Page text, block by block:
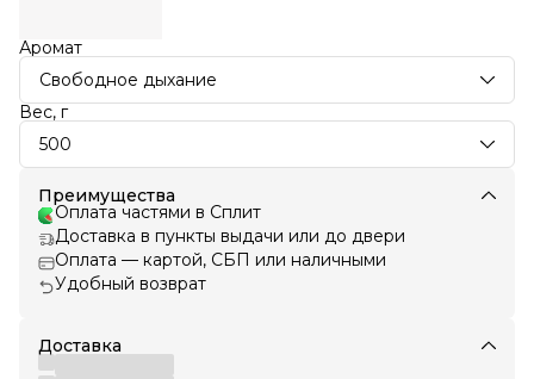
Аромат
Свободное дыхание
Вес, г
500
Преимущества
Оплата частями в Сплит
Доставка в пункты выдачи или до двери
Оплата — картой, СБП или наличными
Удобный возврат
Доставка